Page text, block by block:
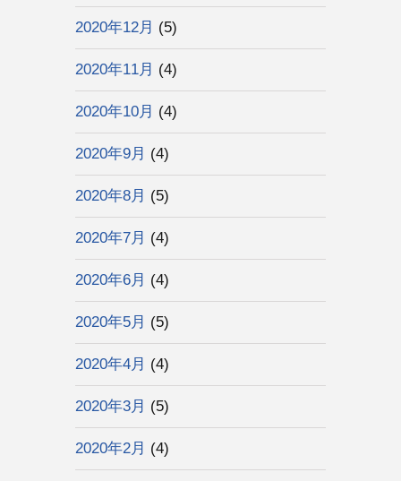
2020年12月 (5)
2020年11月 (4)
2020年10月 (4)
2020年9月 (4)
2020年8月 (5)
2020年7月 (4)
2020年6月 (4)
2020年5月 (5)
2020年4月 (4)
2020年3月 (5)
2020年2月 (4)